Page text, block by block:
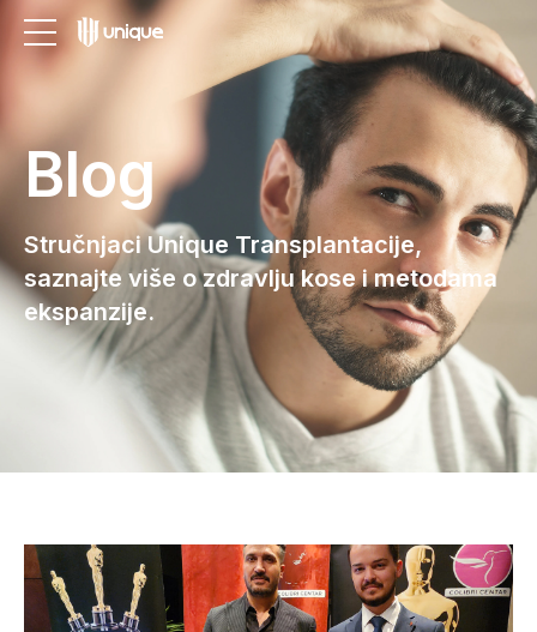
Blog
Stručnjaci Unique Transplantacije,
saznajte više o zdravlju kose i metodama
ekspanzije.